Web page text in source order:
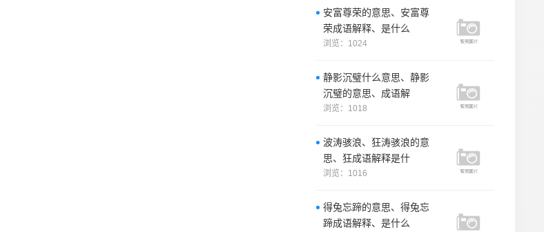
安富尊荣的意思、安富尊
荣成语解释、是什么
浏览：1024
静影沉璧什么意思、静影
沉璧的意思、成语解
浏览：1018
波涛骇浪、狂涛骇浪的意
思、狂成语解释是什
浏览：1016
得兔忘蹄的意思、得兔忘
蹄成语解释、是什么